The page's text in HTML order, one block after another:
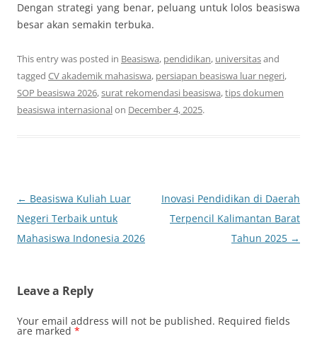
Dengan strategi yang benar, peluang untuk lolos beasiswa
besar akan semakin terbuka.
This entry was posted in Beasiswa, pendidikan, universitasand
tagged CV akademik mahasiswa, persiapan beasiswa luar negeri,
SOP beasiswa 2026,surat rekomendasi beasiswa,tips dokumen
beasiswa internasionalon December 4, 2025.
Post
navigation
← Beasiswa Kuliah Luar
Negeri Terbaik untuk
Mahasiswa Indonesia 2026
Inovasi Pendidikan di Daerah
Terpencil Kalimantan Barat
Tahun 2025 →
Leave a Reply
Your email address will not be published. Required fields
are marked *